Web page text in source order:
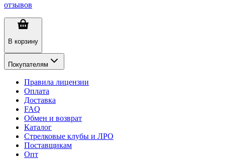
отзывов
В корзину
Покупателям
Правила лицензии
Оплата
Доставка
FAQ
Обмен и возврат
Каталог
Стрелковые клубы и ЛРО
Поставщикам
Опт